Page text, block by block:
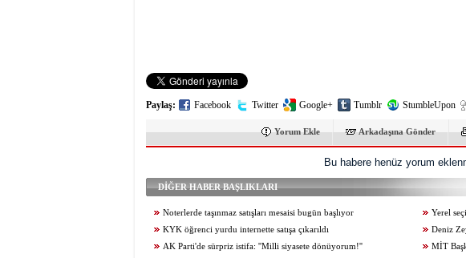
Paylaş: Facebook Twitter Google+ Tumblr StumbleUpon
Yorum Ekle Arkadaşına Gönder
Bu habere henüz yorum
DİĞER HABER BAŞLIKLARI
Noterlerde taşınmaz satışları mesaisi bugün başlıyor
Yerel
KYK öğrenci yurdu internette satışa çıkarıldı
Deniz
AK Parti'de sürpriz istifa: ''Milli siyasete dönüyorum!''
MİT